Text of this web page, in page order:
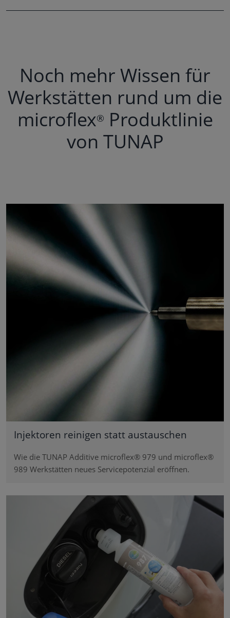
Noch mehr Wissen für
Werkstätten rund um die
microflex® Produktlinie
von TUNAP
Injektoren reinigen statt austauschen
Wie die TUNAP Additive microflex® 979 und microflex®
989 Werkstätten neues Servicepotenzial eröffnen.